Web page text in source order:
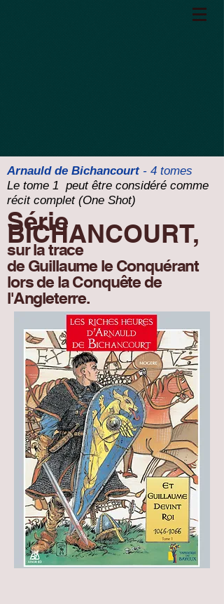
Arnauld de Bichancourt- 4 tomes
Le tome 1 peut être considéré comme
récit complet (One Shot)
Série
BICHANCOURT,
sur la trace
de Guillaume le Conquérant
lors de la Conquête de
l'Angleterre.